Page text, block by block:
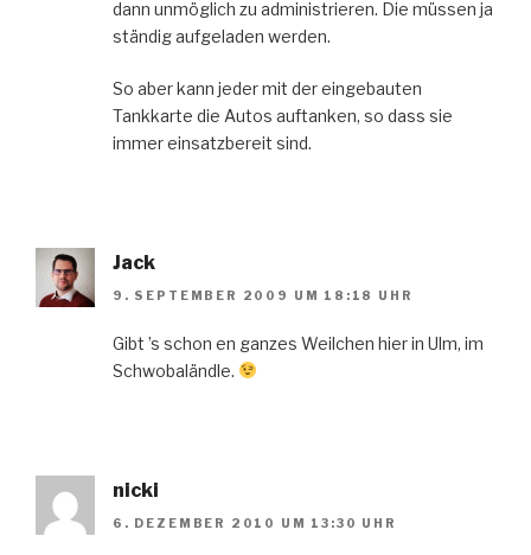
dann unmöglich zu administrieren. Die müssen ja
ständig aufgeladen werden.
So aber kann jeder mit der eingebauten
Tankkarte die Autos auftanken, so dass sie
immer einsatzbereit sind.
Jack
9. SEPTEMBER 2009 UM 18:18 UHR
Gibt ’s schon en ganzes Weilchen hier in Ulm, im
Schwobaländle.
nicki
6. DEZEMBER 2010 UM 13:30 UHR